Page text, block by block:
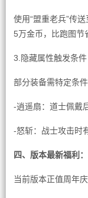
使用“盟重老兵”传
5万金币，比跑图节
3.隐藏属性触发条件
部分装备需特定条
-逍遥扇：道士佩戴
-怒斩：战士攻击时
四、版本最新福利
当前版本正值周年